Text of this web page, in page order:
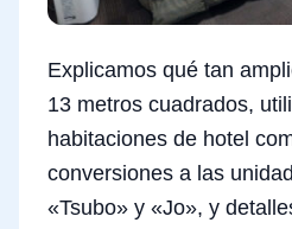
Explicamos qué tan
13 metros cuadrados,
habitaciones de hotel
conversiones a las
«Tsubo» y «Jo», y